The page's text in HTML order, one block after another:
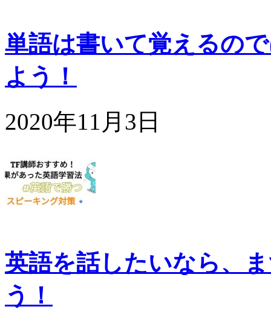
単語は書いて覚えるの
よう！
2020年11月3日
英語を話したいなら、
う！